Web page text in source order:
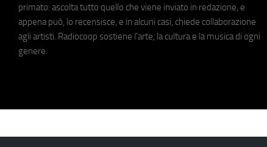
primato: ascolta tutto quello che viene inviato in redazione, e
appena può, lo recensisce, e in alcuni casi, chiede collaborazione
agli artisti. Radiocoop sostiene l'arte, la cultura e la musica di ogni
genere.